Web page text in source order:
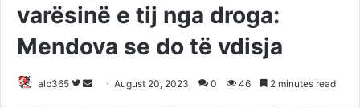
varësinë e tij nga droga:
Mendova se do të vdisja
alb365
Follow
Send August 20, 2023 0 46 2 minutes read